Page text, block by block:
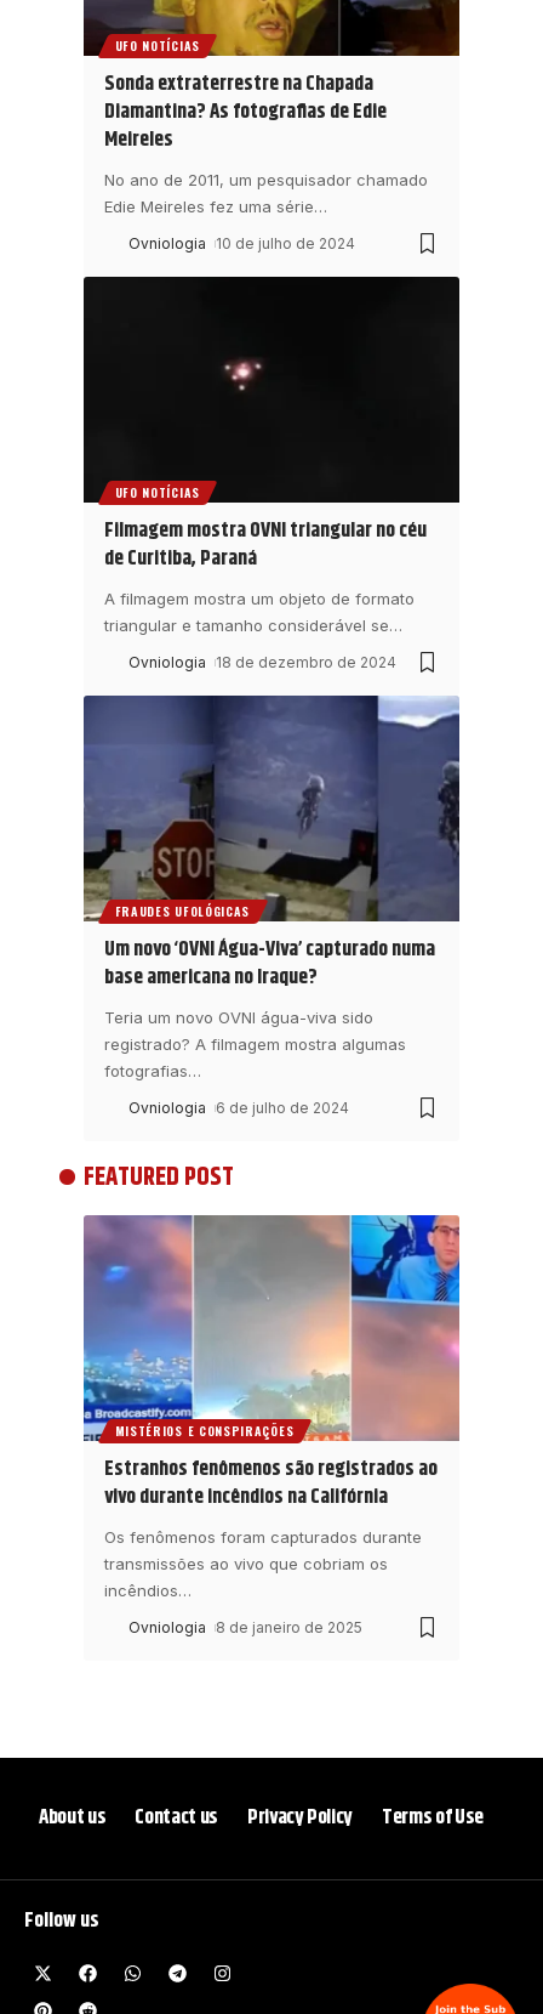
UFO NOTÍCIAS
Sonda extraterrestre na Chapada
Diamantina? As fotografias de Edie
Meireles
No ano de 2011, um pesquisador chamado
Edie Meireles fez uma série…
Ovniologia 10 de julho de 2024
UFO NOTÍCIAS
Filmagem mostra OVNI triangular no céu
de Curitiba, Paraná
A filmagem mostra um objeto de formato
triangular e tamanho considerável se…
Ovniologia 18 de dezembro de 2024
FRAUDES UFOLÓGICAS
Um novo ‘OVNI Água-Viva’ capturado numa
base americana no Iraque?
Teria um novo OVNI água-viva sido
registrado? A filmagem mostra algumas
fotografias…
Ovniologia 6 de julho de 2024
FEATURED POST
MISTÉRIOS E CONSPIRAÇÕES
Estranhos fenômenos são registrados ao
vivo durante incêndios na Califórnia
Os fenômenos foram capturados durante
transmissões ao vivo que cobriam os
incêndios…
Ovniologia 8 de janeiro de 2025
Follow us
About us Contact us Privacy Policy Terms of Use